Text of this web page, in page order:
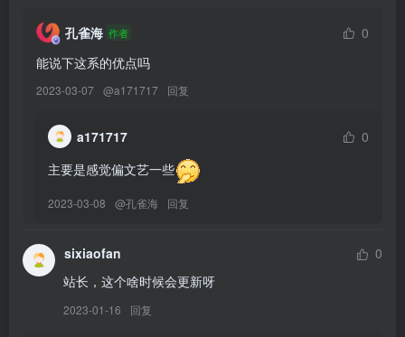
[YITUYU艺图语]2026.02.01 初冬即事 四喜[35P／472MB]
[7.24]
[YITUYU艺图语]2026.01.31 红石榴之恋 阳曦[14P／171MB]
[YITUYU艺图语]2026.01.31 穿清冷风拍两种风格 木马斑斑mua[20P
[YITUYU艺图语]2026.01.31 秋色落人间[14P／143MB]
[YITUYU艺图语]2026.01.31 我妲己要那江山做什么 蔸小黄鸡[13P／
135MB]
孔雀海 作者
0
能说下这系的优点吗
2023-03-07 @a171717 回复
a171717
0
主要是感觉偏文艺一些
2023-03-08 @孔雀海 回复
sixiaofan
0
站长，这个啥时候会更新呀
2023-01-16 回复